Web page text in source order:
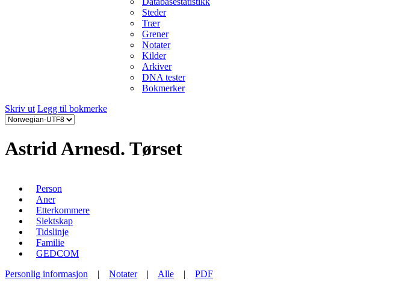
Steder
Trær
Grener
Notater
Kilder
Arkiver
DNA tester
Bokmerker
Skriv ut Legg til bokmerke
Astrid Arnesd. Tørset
Person
Aner
Etterkommere
Slektskap
Tidslinje
Familie
GEDCOM
Personlig informasjon | Notater| Alle | PDF